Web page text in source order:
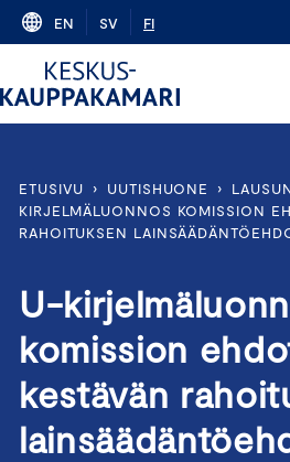
Skip
content
EN SV FI
ETUSIVU › UUTISHUONE ›
KIRJELMÄLUONNOS KOMISSION
RAHOITUKSEN
U-
komission
kestävän